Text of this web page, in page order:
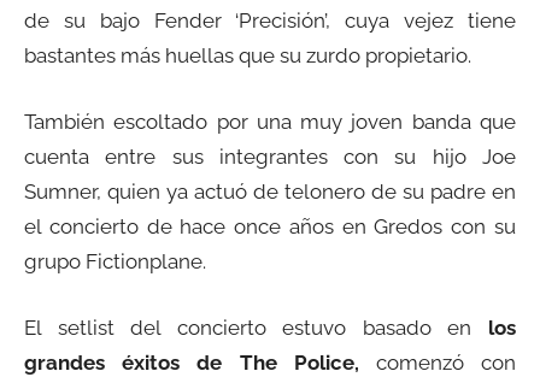
de su bajo Fender ‘Precisión’, cuya vejez tiene
bastantes más huellas que su zurdo propietario.
También escoltado por una muy joven banda que
cuenta entre sus integrantes con su hijo Joe
Sumner, quien ya actuó de telonero de su padre en
el concierto de hace once años en Gredos con su
grupo Fictionplane.
El setlist del concierto estuvo basado en los
grandes éxitos de The Police, comenzó con